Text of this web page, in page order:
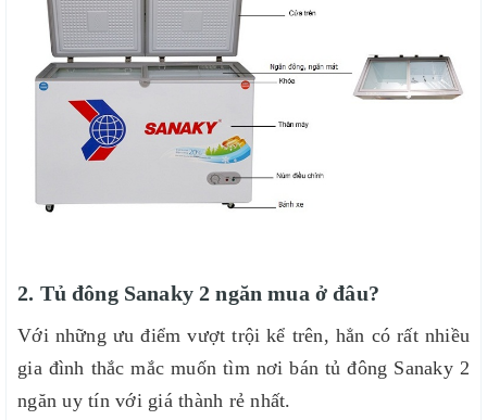
2. Tủ đông Sanaky 2 ngăn mua ở đâu?
Với những ưu điểm vượt trội kể trên, hẳn có rất nhiều
gia đình thắc mắc muốn tìm nơi bán tủ đông Sanaky 2
ngăn uy tín với giá thành rẻ nhất.